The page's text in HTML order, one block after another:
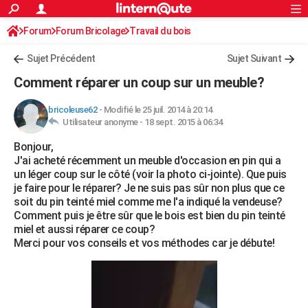
ACTUALITÉS
Politique
Société
Faits Divers
Education
Monde
Villes
+
FINANCE
Retraite
Impôts
Epargne
Immobilier
Risques naturels par ville
Banque
Assurance
Crédit
AUTO
Essais
Réserver un essai
Citadines
Berlines
SUV
Forum auto
+HIGH-TECH
Mobiles
Meilleur smartphone
Internet
Ordinateurs
Jeux vidéo
Guide high-tech
+BRICOLAGE
Forum
Aménagement intérieur
Extérieur
Cuisine
Salle de bains
Jardinage
Rangement
WEEK-END
Guides de France
Escapades
Patrimoine
Expositions
Musées
Week-end nature
+LIFESTYLE
S'inscrire
Connexion
Forum Forum Bricolage Travail du bois
Sujet Précédent Sujet Suivant
Comment réparer un coup sur un meuble?
bricoleuse62- Modifié le 25 juil. 2014 à 20:14
Utilisateur anonyme - 18 sept. 2015 à 06:34
Bonjour,
J'ai acheté récemment un meuble d'occasion en pin qui a
un léger coup sur le côté (voir la photo ci-jointe). Que puis
je faire pour le réparer? Je ne suis pas sûr non plus que ce
soit du pin teinté miel comme me l'a indiqué la vendeuse?
Comment puis je être sûr que le bois est bien du pin teinté
miel et aussi réparer ce coup?
Merci pour vos conseils et vos méthodes car je débute!